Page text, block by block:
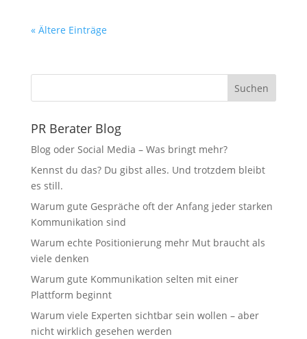
« Ältere Einträge
Suchen
PR Berater Blog
Blog oder Social Media – Was bringt mehr?
Kennst du das? Du gibst alles. Und trotzdem bleibt
es still.
Warum gute Gespräche oft der Anfang jeder starken
Kommunikation sind
Warum echte Positionierung mehr Mut braucht als
viele denken
Warum gute Kommunikation selten mit einer
Plattform beginnt
Warum viele Experten sichtbar sein wollen – aber
nicht wirklich gesehen werden